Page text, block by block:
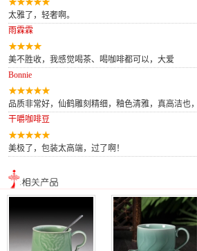
太雅了，轻奢啊。
雨霖霖
美不胜收，我感觉喝茶、喝咖啡都可以，大爱
Bonnie
品质非常好，仙鹤雕刻精细，釉色清雅，真高洁也
干嚼咖啡豆
美极了，包装太高端，过了啊！